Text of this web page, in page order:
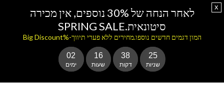
לאחר הנחה של 30% נוספים, אין מכירה
סיטונאית.SPRING SALE
המון דגמים חדשים נוספו.מחירים ללא פערי תיווך-%Big Discount
02
ימים
16
שעות
38
דקות
24
שניות
x